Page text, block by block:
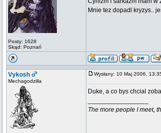
Posty: 1628
Skąd: Poznań
Mnie tez dopadl kryzys..
Vykosh
Mechagodzilla
Wysłany: 10 Maj 2006,
Duke, a co bys chcial
The more people I meet,